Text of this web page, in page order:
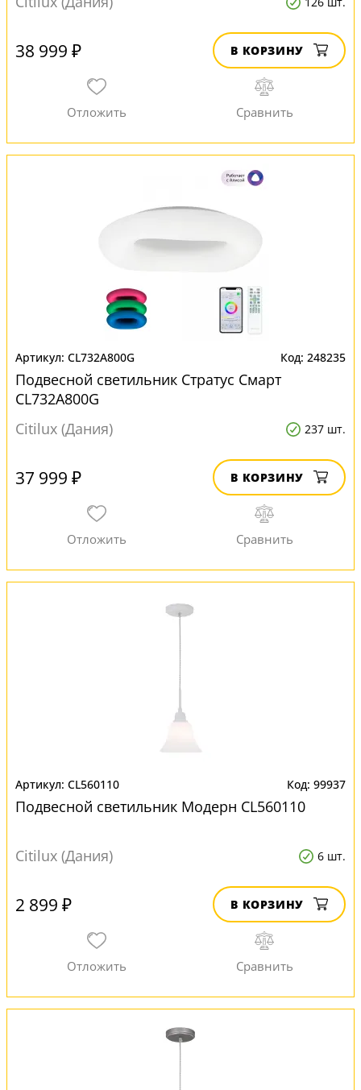
38 999 ₽ В КОРЗИНУ
CL732A800G 248235
Подвесной светильник Стратус Смарт
CL732A800G
Citilux (Дания)
237 шт.
37 999 ₽ В КОРЗИНУ
CL560110 99937
Подвесной светильник Модерн CL560110
Citilux (Дания) 6 шт.
2 899 ₽ В КОРЗИНУ